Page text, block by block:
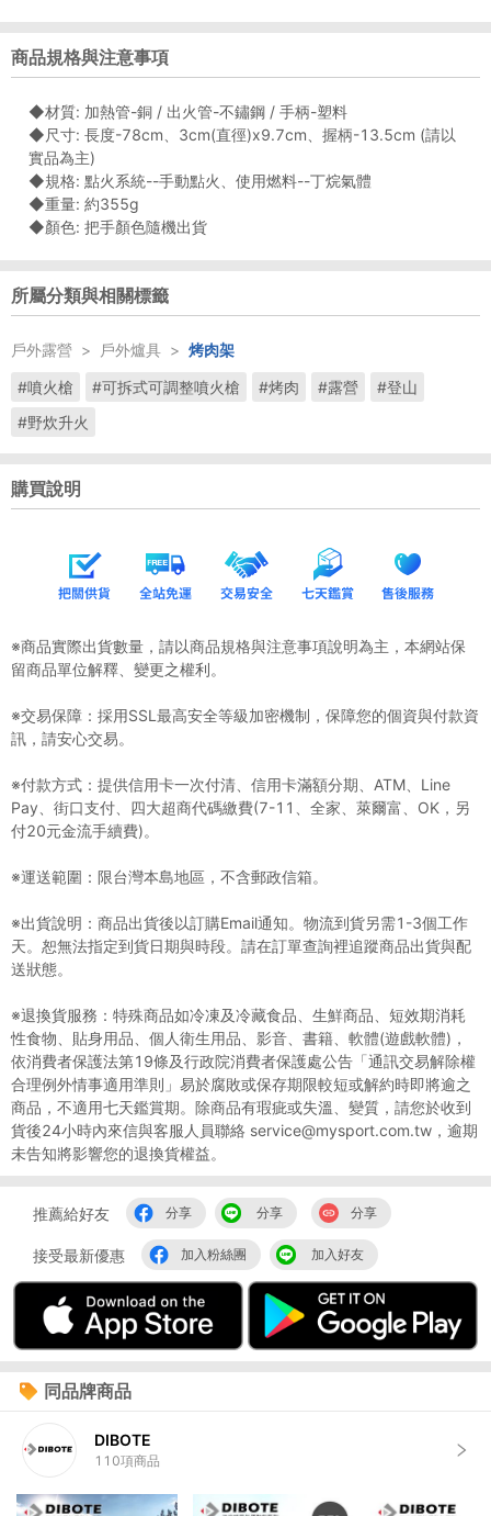
商品規格與注意事項
◆材質: 加熱管-銅 / 出火管-不鏽鋼 / 手柄-塑料
◆尺寸: 長度-78cm、3cm(直徑)x9.7cm、握柄-13.5cm (請以
實品為主)
◆規格: 點火系統--手動點火、使用燃料--丁烷氣體
◆重量: 約355g
◆顏色: 把手顏色隨機出貨
所屬分類與相關標籤
戶外露營 > 戶外爐具 > 烤肉架
#噴火槍
#可拆式可調整噴火槍 #烤肉 #露營
#登山
#野炊升火
購買說明
※商品實際出貨數量，請以商品規格與注意事項說明為主，本網站保
留商品單位解釋、變更之權利。
※交易保障：採用SSL最高安全等級加密機制，保障您的個資與付款資
訊，請安心交易。
※付款方式：提供信用卡一次付清、信用卡滿額分期、ATM、Line
Pay、街口支付、四大超商代碼繳費(7-11、全家、萊爾富、OK，另
付20元金流手續費)。
※運送範圍：限台灣本島地區，不含郵政信箱。
※出貨說明：商品出貨後以訂購Email通知。物流到貨另需1-3個工作
天。恕無法指定到貨日期與時段。請在訂單查詢裡追蹤商品出貨與配
送狀態。
※退換貨服務：特殊商品如冷凍及冷藏食品、生鮮商品、短效期消耗
性食物、貼身用品、個人衛生用品、影音、書籍、軟體(遊戲軟體)，
依消費者保護法第19條及行政院消費者保護處公告「通訊交易解除權
合理例外情事適用準則」易於腐敗或保存期限較短或解約時即將逾之
商品，不適用七天鑑賞期。除商品有瑕疵或失溫、變質，請您於收到
貨後24小時內來信與客服人員聯絡 service@mysport.com.tw，逾期
未告知將影響您的退換貨權益。
推薦給好友 分享 分享 分享
接受最新優惠 加入粉絲團 加入好友
同品牌商品
DIBOTE
110項商品